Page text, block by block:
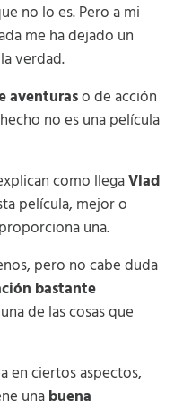
no lo es. Pero a mi
me ha dejado un
verdad.
aventuraso de acción
no es una película
como llegaVlad
película, mejor o
una.
pero no cabe duda
bastante
de las cosas que
en ciertos aspectos,
unabuena